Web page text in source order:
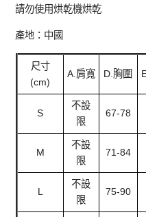
請勿使用烘乾機烘乾
產地：中國
尺寸
(cm)
A.肩寬 D.胸圍
S
不設
限
67-78
M
不設
限
71-84
L
不設
限
75-90